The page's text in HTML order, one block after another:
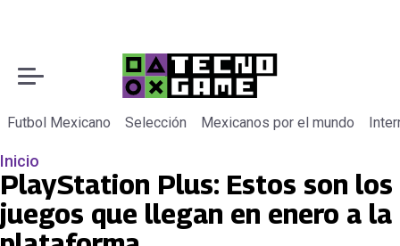
Futbol Mexicano Selección Mexicanos por el mundo
Inicio
PlayStation Plus: Estos son los
juegos que llegan en enero a la